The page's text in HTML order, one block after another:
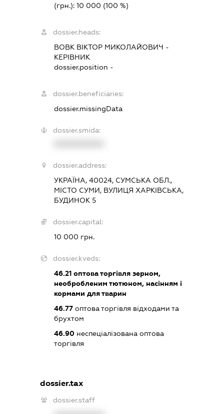
(грн.):10 000 (100 %)
dossier.heads:
ВОВК ВІКТОР МИКОЛАЙОВИЧ -
КЕРІВНИК
dossier.position -
dossier.beneficiaries:
dossier.missingData
dossier.smida:
dossier.address:
УКРАЇНА, 40024, СУМСЬКА ОБЛ.,
МІСТО СУМИ, ВУЛИЦЯ ХАРКІВСЬКА,
БУДИНОК 5
dossier.capital:
10 000 грн.
dossier.kveds:
46.21 оптова торгівля зерном,
необробленим тютюном, насінням і
кормами для тварин
46.77 оптова торгівля відходами та
брухтом
46.90 неспеціалізована оптова
торгівля
dossier.tax
dossier.staff